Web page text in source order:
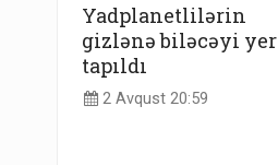
Yadplanetlilərin
gizlənə biləcəyi yer
tapıldı
2 Avqust 20:59